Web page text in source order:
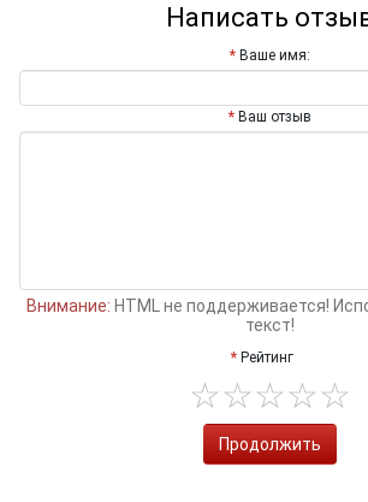
Написать
Ваше имя:
Ваш отзыв
Внимание: HTML не поддерживается!
текст!
Рейтинг
Продолжить